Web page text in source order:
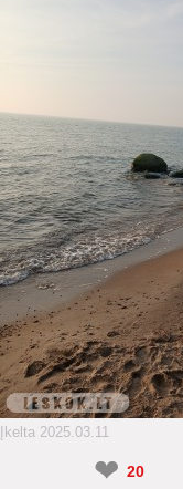
Įkelta 2025.03.11
❤ 20